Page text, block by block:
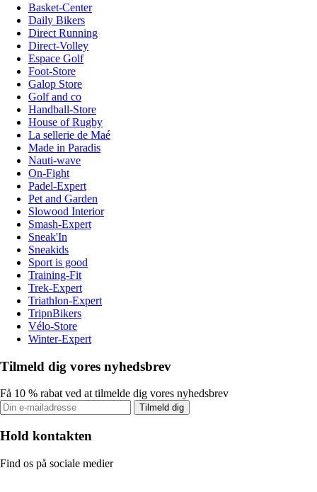
Basket-Center
Daily Bikers
Direct Running
Direct-Volley
Espace Golf
Foot-Store
Galop Store
Golf and co
Handball-Store
House of Rugby
La sellerie de Maé
Made in Paradis
Nauti-wave
On-Fight
Padel-Expert
Pet and Garden
Slowood Interior
Smash-Expert
Sneak'In
Sneakids
Sport is good
Training-Fit
Trek-Expert
Triathlon-Expert
TripnBikers
Vélo-Store
Winter-Expert
Tilmeld dig vores nyhedsbrev
Få 10 % rabat ved at tilmelde dig vores nyhedsbrev
Tilmeld dig
Hold kontakten
Find os på sociale medier